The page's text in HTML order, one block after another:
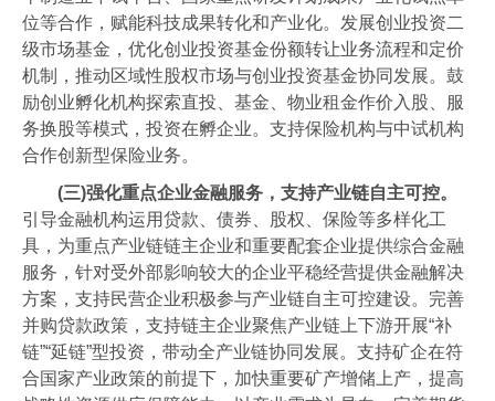
位等合作，赋能科技成果转化和产业化。发展创业投资二
级市场基金，优化创业投资基金份额转让业务流程和定价
机制，推动区域性股权市场与创业投资基金协同发展。鼓
励创业孵化机构探索直投、基金、物业租金作价入股、服
务换股等模式，投资在孵企业。支持保险机构与中试机构
合作创新型保险业务。
(三)强化重点企业金融服务，支持产业链自主可控。
引导金融机构运用贷款、债券、股权、保险等多样化工
具，为重点产业链链主企业和重要配套企业提供综合金融
服务，针对受外部影响较大的企业平稳经营提供金融解决
方案，支持民营企业积极参与产业链自主可控建设。完善
并购贷款政策，支持链主企业聚焦产业链上下游开展“补
链”“延链”型投资，带动全产业链协同发展。支持矿企在符
合国家产业政策的前提下，加快重要矿产增储上产，提高